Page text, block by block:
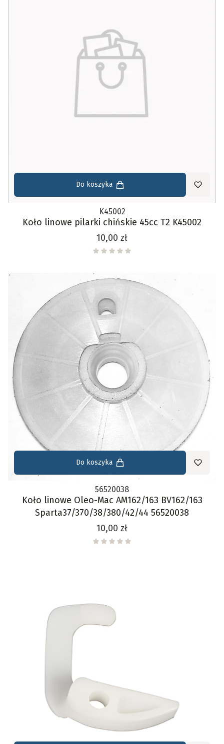
Do koszyka
K45002
Koło linowe pilarki chińskie 45cc T2 K45002
Cena
10,00 zł
Do koszyka
56520038
Koło linowe Oleo-Mac AM162/163 BV162/163
Sparta37/370/38/380/42/44 56520038
Cena
10,00 zł